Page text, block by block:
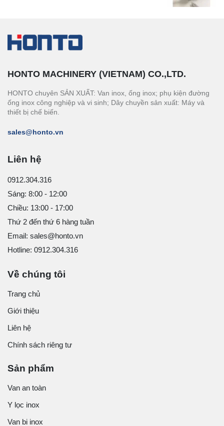
HONTO MACHINERY (VIETNAM) CO.,LTD.
HONTO chuyên SẢN XUẤT: Van inox, ống inox; phụ kiện đường
ống inox công nghiệp và vi sinh; Dây chuyền sản xuất: Máy và
thiết bị chế biến.
sales@honto.vn
Liên hệ
0912.304.316
Sáng: 8:00 - 12:00
Chiều: 13:00 - 17:00
Thứ 2 đến thứ 6 hàng tuần
Email: sales@honto.vn
Hotline: 0912.304.316
Về chúng tôi
Trang chủ
Giới thiệu
Liên hệ
Chính sách riêng tư
Sản phẩm
Van an toàn
Y lọc inox
Van bi inox